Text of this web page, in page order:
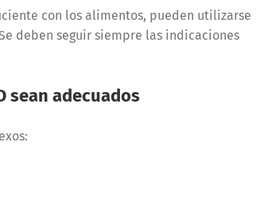
con los alimentos, pueden utilizarse
deben seguir siempre las indicaciones
sean adecuados